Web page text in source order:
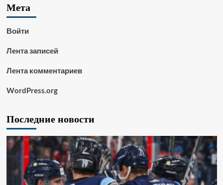
Мета
Войти
Лента записей
Лента комментариев
WordPress.org
Последние новости